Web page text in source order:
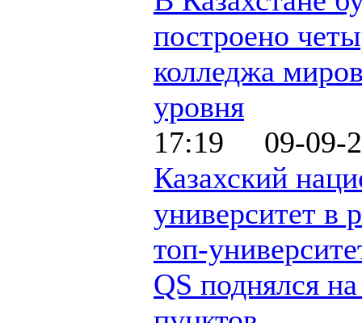
построено
колледжа
уровня
17:19 09-09-
Казахский
университет в
топ-
QS поднялся